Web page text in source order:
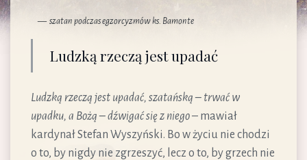
szatan podczas egzorcyzmów ks. Bamonte
Ludzką rzeczą jest upadać
Ludzką rzeczą jest upadać, szatańską – trwać w
upadku, a Bożą – dźwigać się z niego– mawiał
kardynał Stefan Wyszyński. Bo w życiu nie chodzi
o to, by nigdy nie zgrzeszyć, lecz o to, by grzech nie